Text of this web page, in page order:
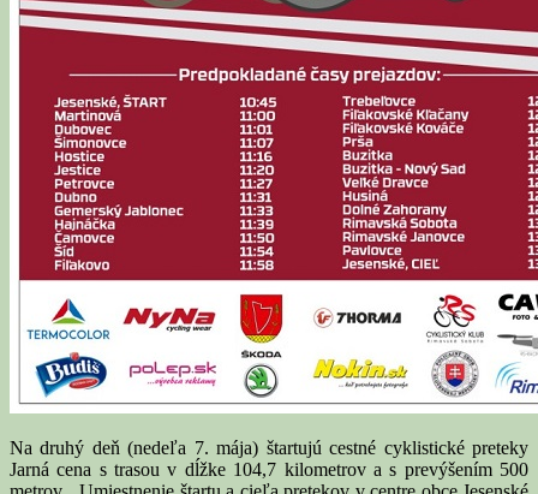
Na druhý deň (nedeľa 7. mája) štartujú cestné cyklistické preteky
Jarná cena s trasou v dĺžke 104,7 kilometrov a s prevýšením 500